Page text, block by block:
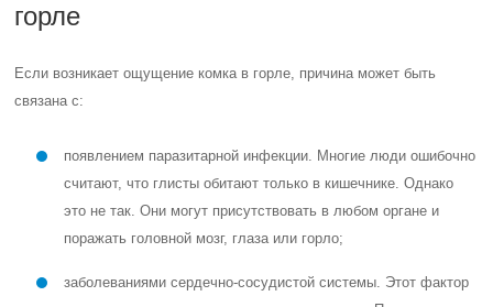
горле
Если возникает ощущение комка в горле, причина может быть
связана с:
появлением паразитарной инфекции. Многие люди ошибочно
считают, что глисты обитают только в кишечнике. Однако
это не так. Они могут присутствовать в любом органе и
поражать головной мозг, глаза или горло;
заболеваниями сердечно-сосудистой системы. Этот фактор